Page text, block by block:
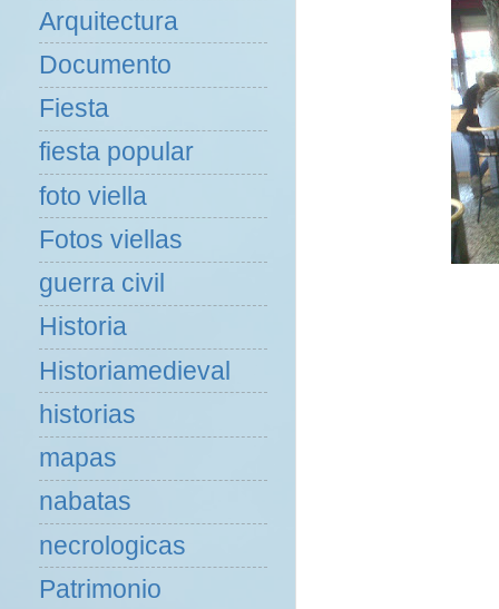
Arquitectura
Documento
Fiesta
fiesta popular
foto viella
Fotos viellas
guerra civil
Historia
Historiamedieval
historias
mapas
nabatas
necrologicas
Patrimonio